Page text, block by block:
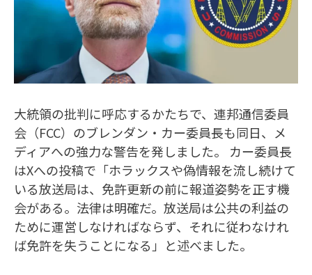
大統領の批判に呼応するかたちで、連邦通信委員
会（FCC）のブレンダン・カー委員長も同日、メ
ディアへの強力な警告を発しました。 カー委員長
はXへの投稿で「ホラックスや偽情報を流し続けて
いる放送局は、免許更新の前に報道姿勢を正す機
会がある。法律は明確だ。放送局は公共の利益の
ために運営しなければならず、それに従わなけれ
ば免許を失うことになる」と述べました。